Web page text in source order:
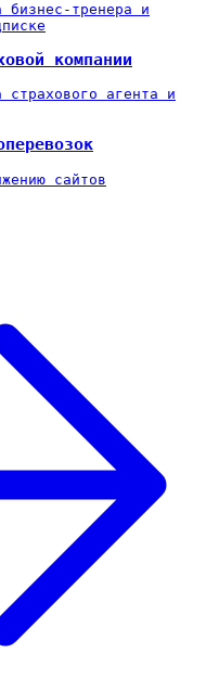
бизнес-тренера и
компании
страхового агента и
сайтов